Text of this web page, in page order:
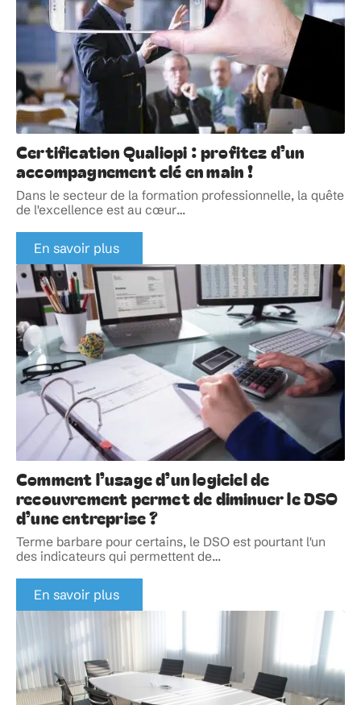
Certification Qualiopi : profitez d’un
accompagnement clé en main !
Dans le secteur de la formation professionnelle, la quête
de l'excellence est au cœur…
En savoir plus
Comment l’usage d’un logiciel de
recouvrement permet de diminuer le DSO
d’une entreprise ?
Terme barbare pour certains, le DSO est pourtant l'un
des indicateurs qui permettent de…
En savoir plus